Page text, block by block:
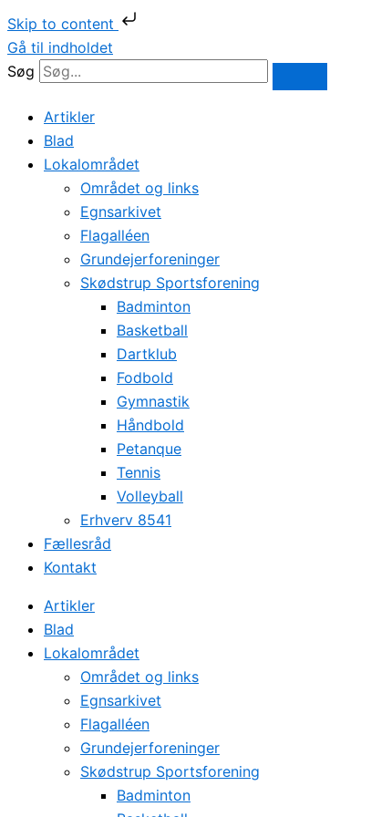
Skip to content
Gå til indholdet
Søg
Artikler
Blad
Lokalområdet
Området og links
Egnsarkivet
Flagalléen
Grundejerforeninger
Skødstrup Sportsforening
Badminton
Basketball
Dartklub
Fodbold
Gymnastik
Håndbold
Petanque
Tennis
Volleyball
Erhverv 8541
Fællesråd
Kontakt
Artikler
Blad
Lokalområdet
Området og links
Egnsarkivet
Flagalléen
Grundejerforeninger
Skødstrup Sportsforening
Badminton